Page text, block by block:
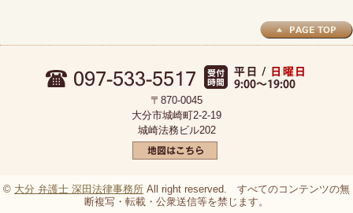
〒870-0045
大分市城崎町2-2-19
城崎法務ビル202
© 大分 弁護士 深田法律事務所 All right reserved. すべてのコンテンツの無
断複写・転載・公衆送信等を禁じます。